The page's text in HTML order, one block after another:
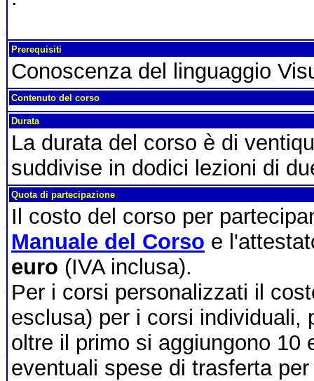
Prerequisiti
Conoscenza del linguaggio
Contenuto del corso
Durata
La durata del corso è di
suddivise in dodici lezioni di
Quota di partecipazione
Il costo del corso per
Manuale del Corso e
euro (IVA inclusa).
Per i corsi personalizzati il
esclusa) per i corsi individuali,
oltre il primo si aggiungono 10
eventuali spese di trasferta